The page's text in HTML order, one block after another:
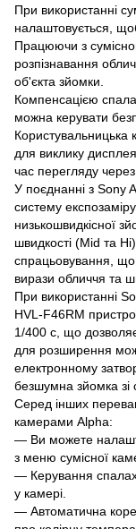
При використанні
налаштовується,
Працюючи з
розпізнавання
об'єкта зйомки.
Компенсацією
можна керувати
Користувальницька
для виклику
час перегляду
У поєднанні з Sony
систему
низькошвидкісної
швидкості (Mid та
спрацьовування, що
вирази обличчя та
При використанні
HVL-F46RM
1/400 с, що
для розширення
електронному
безшумна зйомка зі
Серед інших
камерами Alpha:
— Ви можете
з меню сумісної
— Керування
у камері.
— Автоматична